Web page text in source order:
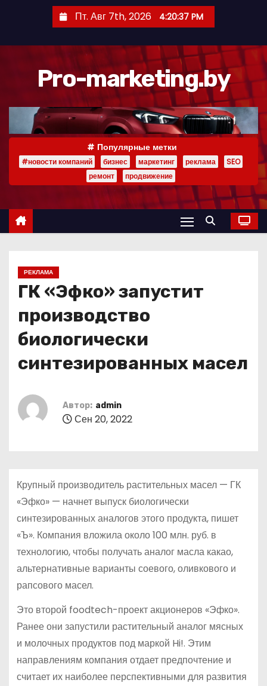
р
Пт. Авг 7th, 2026 4:20:37 PM
Pro-marketing.by
Популярные метки
#новости компаний бизнес маркетинг реклама
SEO
ремонт
продвижение
РЕКЛАМА
ГК «Эфко» запустит
производство
биологически
синтезированных масел
Автор: admin
Сен 20, 2022
Крупный производитель растительных масел — ГК
«Эфко» — начнет выпуск биологически
синтезированных аналогов этого продукта, пишет
«Ъ». Компания вложила около 100 млн. руб. в
технологию, чтобы получать аналог масла какао,
альтернативные варианты соевого, оливкового и
рапсового масел.
Это второй foodtech-проект акционеров «Эфко».
Ранее они запустили растительный аналог мясных
и молочных продуктов под маркой Hi!. Этим
направлениям компания отдает предпочтение и
считает их наиболее перспективными для развития